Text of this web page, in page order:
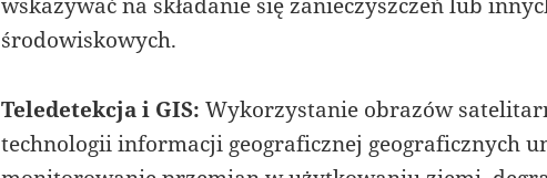
środowiskowych.
Teledetekcja i GIS: Wykorzystanie obrazów
technologii informacji geograficznej geograficznych